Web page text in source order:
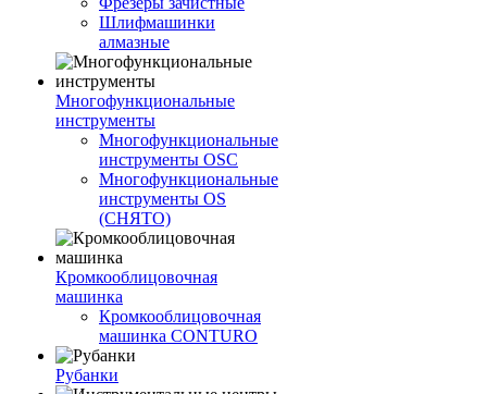
Шлифмашинки
алмазные
Многофункциональные
инструменты
Многофункциональные
инструменты OSC
Многофункциональные
инструменты OS
(СНЯТО)
Кромкооблицовочная
машинка
Кромкооблицовочная
машинка CONTURO
Рубанки